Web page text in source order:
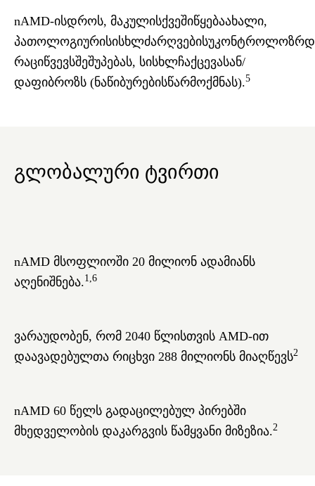
nAMD-ისდროს, მაკულისქვეშიწყებაახალი,
რაციწვევსშეშუპებას, სისხლჩაქცევასან/
დაფიბროზს (ნაწიბურებისწარმოქმნას).5
გლობალური ტვირთი
nAMD მსოფლიოში 20 მილიონ ადამიანს
აღენიშნება.1,6
ვარაუდობენ, რომ 2040 წლისთვის AMD-ით
დაავადებულთა რიცხვი 288 მილიონს მიაღწევს2
nAMD 60 წელს გადაცილებულ პირებში
მხედველობის დაკარგვის წამყვანი მიზეზია.2